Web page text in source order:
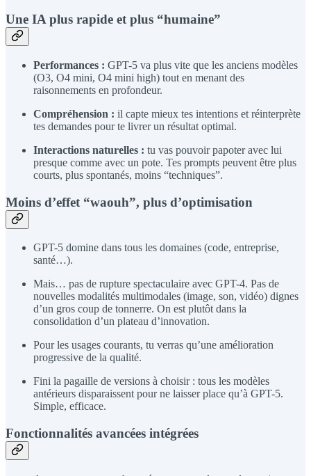
Une IA plus rapide et plus “humaine”
Performances : GPT-5 va plus vite que les anciens modèles
(O3, O4 mini, O4 mini high) tout en menant des
raisonnements en profondeur.
Compréhension : il capte mieux tes intentions et réinterprète
tes demandes pour te livrer un résultat optimal.
Interactions naturelles : tu vas pouvoir papoter avec lui
presque comme avec un pote. Tes prompts peuvent être plus
courts, plus spontanés, moins “techniques”.
Moins d’effet “waouh”, plus d’optimisation
GPT-5 domine dans tous les domaines (code, entreprise,
santé…).
Mais… pas de rupture spectaculaire avec GPT-4. Pas de
nouvelles modalités multimodales (image, son, vidéo) dignes
d’un gros coup de tonnerre. On est plutôt dans la
consolidation d’un plateau d’innovation.
Pour les usages courants, tu verras qu’une amélioration
progressive de la qualité.
Fini la pagaille de versions à choisir : tous les modèles
antérieurs disparaissent pour ne laisser place qu’à GPT-5.
Simple, efficace.
Fonctionnalités avancées intégrées